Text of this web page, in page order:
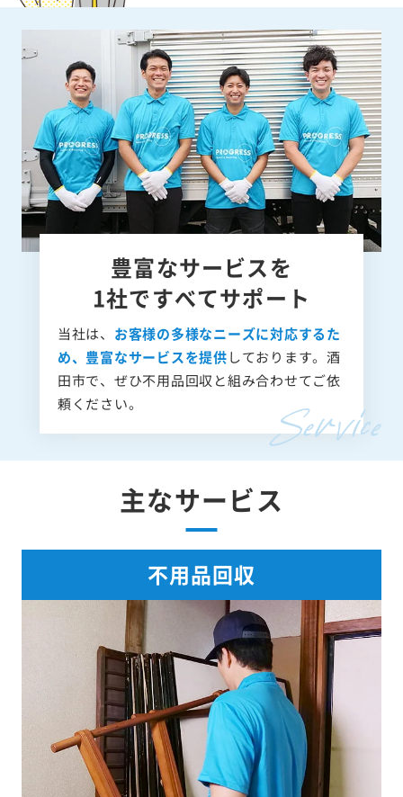
豊富なサービスを
1社ですべてサポート
当社は、 お客様の多様なニーズに対応するた
め、豊富なサービスを提供しております。酒
田市で、ぜひ不用品回収と組み合わせてご依
頼ください。
主なサービス
不用品回収